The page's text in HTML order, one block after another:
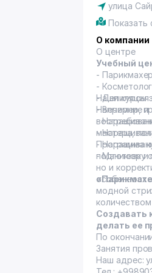
улица
Показать
О компании
О центре
Учебный
-
-
- Депиляция
- Вечерние и
-
-
-
- Маникюр и
Наши курсы
Например,
мастера,
Программа
подготовку
но и
модной стрижки или
Создавать
делать ее
По
Занятия
Наш адрес: